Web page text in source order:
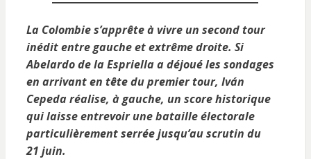
La Colombie s’apprête à vivre un second tour
inédit entre gauche et extrême droite. Si
Abelardo de la Espriella a déjoué les sondages
en arrivant en tête du premier tour, Iván
Cepeda réalise, à gauche, un score historique
qui laisse entrevoir une bataille électorale
particulièrement serrée jusqu’au scrutin du
21 juin.